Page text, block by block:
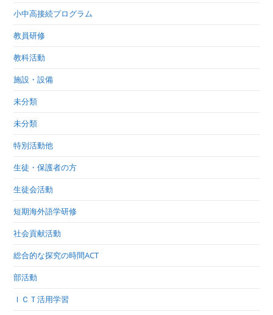
小中高接続プログラム
教員研修
教科活動
施設・設備
未分類
未分類
特別活動他
生徒・保護者の方
生徒会活動
短期海外語学研修
社会貢献活動
総合的な探究の時間ACT
部活動
ＩＣＴ活用学習